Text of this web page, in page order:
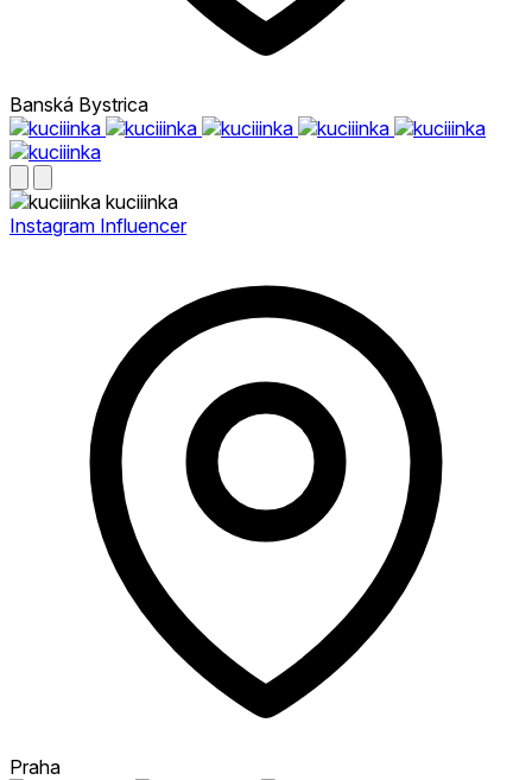
Banská Bystrica
kuciiinka
Instagram Influencer
Praha